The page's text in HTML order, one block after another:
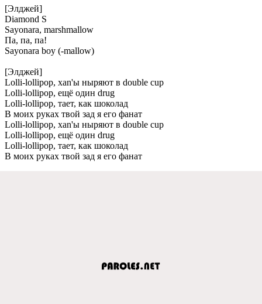
[Элджей]
Diamond S
Sayonara, marshmallow
Па, па, па!
Sayonara boy (-mallow)
[Элджей]
Lolli-lollipop, xan'ы ныряют в double cup
Lolli-lollipop, ещё один drug
Lolli-lollipop, тает, как шоколад
В моих руках твой зад я его фанат
Lolli-lollipop, xan'ы ныряют в double cup
Lolli-lollipop, ещё один drug
Lolli-lollipop, тает, как шоколад
В моих руках твой зад я его фанат